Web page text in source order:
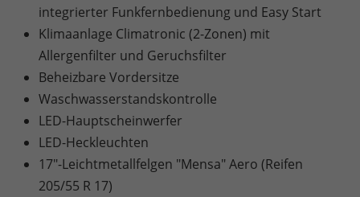
integrierter Funkfernbedienung und Easy Start
Klimaanlage Climatronic (2-Zonen) mit
Allergenfilter und Geruchsfilter
Beheizbare Vordersitze
Waschwasserstandskontrolle
LED-Hauptscheinwerfer
LED-Heckleuchten
17"-Leichtmetallfelgen "Mensa" Aero (Reifen
205/55 R 17)